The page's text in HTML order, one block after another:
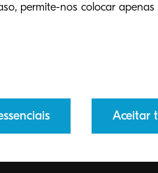
Alimentador inversor de
Até 6 entradas de papel
Baixo consumo
permite-nos colocar
Aceitar